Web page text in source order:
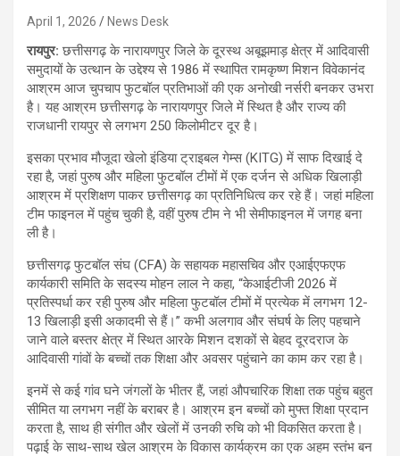
April 1, 2026 News Desk
रायपुर:छत्तीसगढ़ के नारायणपुर जिले के दूरस्थ अबूझमाड़ क्षेत्र में आदिवासी
समुदायों के उत्थान के उद्देश्य से 1986 में स्थापित रामकृष्ण मिशन विवेकानंद
आश्रम आज चुपचाप फुटबॉल प्रतिभाओं की एक अनोखी नर्सरी बनकर उभरा
है। यह आश्रम छत्तीसगढ़ के नारायणपुर जिले में स्थित है और राज्य की
राजधानी रायपुर से लगभग 250 किलोमीटर दूर है।
इसका प्रभाव मौजूदा खेलो इंडिया ट्राइबल गेम्स (KITG) में साफ दिखाई दे
रहा है, जहां पुरुष और महिला फुटबॉल टीमों में एक दर्जन से अधिक खिलाड़ी
आश्रम में प्रशिक्षण पाकर छत्तीसगढ़ का प्रतिनिधित्व कर रहे हैं। जहां महिला
टीम फाइनल में पहुंच चुकी है, वहीं पुरुष टीम ने भी सेमीफाइनल में जगह बना
ली है।
छत्तीसगढ़ फुटबॉल संघ (CFA) के सहायक महासचिव और एआईएफएफ
कार्यकारी समिति के सदस्य मोहन लाल ने कहा, “केआईटीजी 2026 में
प्रतिस्पर्धा कर रही पुरुष और महिला फुटबॉल टीमों में प्रत्येक में लगभग 12-
13 खिलाड़ी इसी अकादमी से हैं।” कभी अलगाव और संघर्ष के लिए पहचाने
जाने वाले बस्तर क्षेत्र में स्थित आरके मिशन दशकों से बेहद दूरदराज के
आदिवासी गांवों के बच्चों तक शिक्षा और अवसर पहुंचाने का काम कर रहा है।
इनमें से कई गांव घने जंगलों के भीतर हैं, जहां औपचारिक शिक्षा तक पहुंच बहुत
सीमित या लगभग नहीं के बराबर है। आश्रम इन बच्चों को मुफ्त शिक्षा प्रदान
करता है, साथ ही संगीत और खेलों में उनकी रुचि को भी विकसित करता है।
पढ़ाई के साथ-साथ खेल आश्रम के विकास कार्यक्रम का एक अहम स्तंभ बन